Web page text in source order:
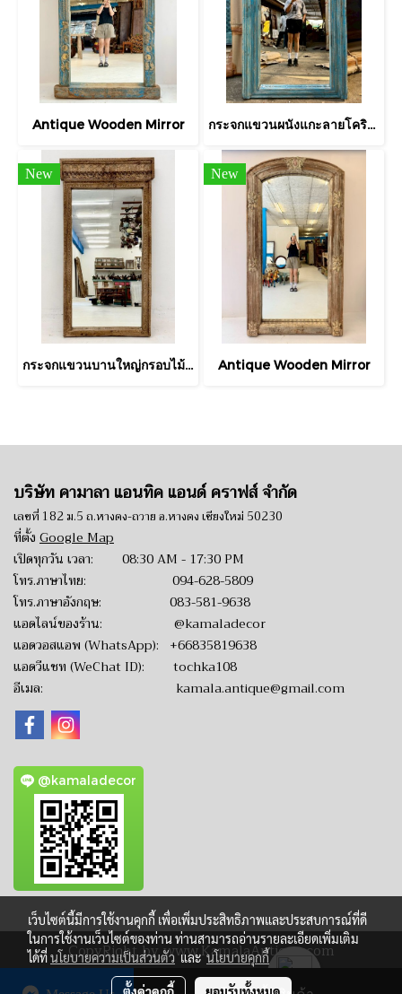
Antique Wooden Mirror กระจกแขวนผนังแกะลายโครินเทียนสีฟ้า
New
กระจกแขวนบานใหญ่กรอบไม้โบราณแกะสลัก
New
Antique Wooden Mirror
บริษัท คามาลา แอนทิค แอนด์ คราฟส์ จำกัด
เลขที่ 182 ม.5 ถ.หางดง-ถวาย อ.หางดง เชียงใหม่ 50230
ที่ตั้ง Google Map
เปิดทุกวัน เวลา: 08:30 AM - 17:30 PM
โทร.ภาษาไทย: 094-628-5809
โทร.ภาษาอังกฤษ: 083-581-9638
แอดไลน์ของร้าน: @kamaladecor
แอดวอสแอพ (WhatsApp): +66835819638
แอดวีแชท (WeChat ID): tochka108
อีเมล: kamala.antique@gmail.com
@kamaladecor
CopyRight by www.KamalaAntique.com
ผู้เข้าชมวันนี้ 1
เว็บไซต์นี้มีการใช้งานคุกกี้ เพื่อเพิ่มประสิทธิภาพและประสบการณ์ที่ดี
ในการใช้งานเว็บไซต์ของท่าน ท่านสามารถอ่านรายละเอียดเพิ่มเติม
ได้ที่นโยบายความเป็นส่วนตัวและนโยบายคุกกี้